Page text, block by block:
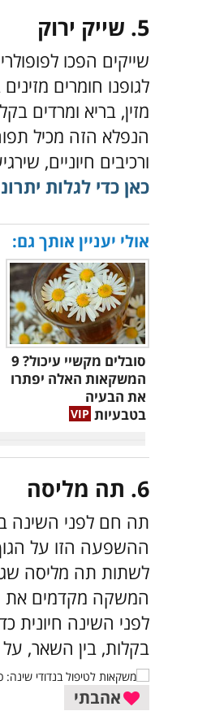
5. שייק ירוק
שייקים הפכו
לגופנו חומרים
מזין, בריא ומרדים
הנפלא הזה מכיל
ורכיבים חיוניים,
כאן כדי לגלות
אולי יעניין אותך גם:
סובלים מקשיי עיכול? 9
המשקאות האלה יפתרו
את הבעיה
בטבעיות
6. תה מליסה
תה חם לפני השינה
ההשפעה הזו על
לשתות תה מליסה
המשקה מקדמים את
לפני השינה חיונית
בקלות, בין השאר,
אהבתי